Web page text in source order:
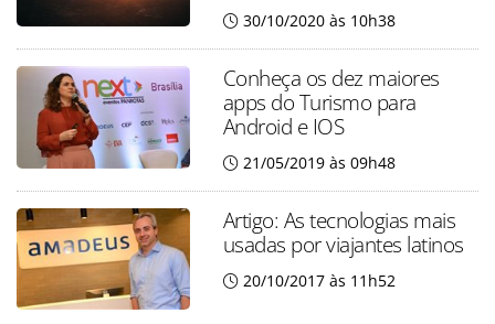
30/10/2020 às 10h38
Conheça os dez maiores
apps do Turismo para
Android e IOS
21/05/2019 às 09h48
Artigo: As tecnologias mais
usadas por viajantes latinos
20/10/2017 às 11h52